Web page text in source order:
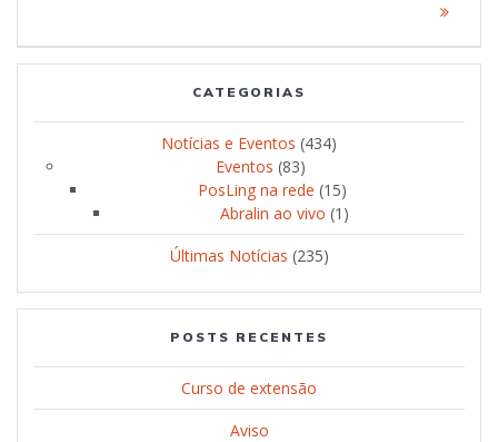
CATEGORIAS
Notícias e Eventos (434)
Eventos (83)
PosLing na rede (15)
Abralin ao vivo (1)
Últimas Notícias (235)
POSTS RECENTES
Curso de extensão
Aviso